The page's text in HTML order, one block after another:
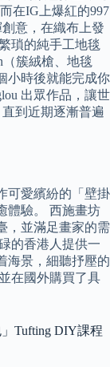
在IG上爆紅的997
意，在織布上發
瑣的純手工地毯
簇絨槍、地毯
小時後就能完成你
出眾作品，讓世
到近期逐漸普遍
可愛繽紛的「壁掛
體驗。 西施畫坊
，並滿足畫家的需
的香港人提供一
海景，細聽抒壓的
在國外購買了具
Tufting DIY課程